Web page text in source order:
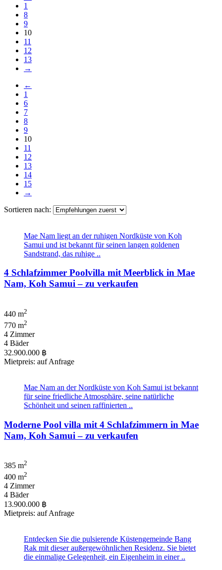
1
8
9
10
11
12
13
→
←
1
6
7
8
9
10
11
12
13
14
15
→
Sortieren nach:
Mae Nam liegt an der ruhigen Nordküste von Koh
Samui und ist bekannt für seinen langen goldenen
Sandstrand, das ruhige ..
4 Schlafzimmer Poolvilla mit Meerblick in Mae
Nam, Koh Samui – zu verkaufen
440 m2
770 m2
4 Zimmer
4 Bäder
32.900.000 ฿
Mietpreis: auf Anfrage
Mae Nam an der Nordküste von Koh Samui ist bekannt
für seine friedliche Atmosphäre, seine natürliche
Schönheit und seinen raffinierten ..
Moderne Pool villa mit 4 Schlafzimmern in Mae
Nam, Koh Samui – zu verkaufen
385 m2
400 m2
4 Zimmer
4 Bäder
13.900.000 ฿
Mietpreis: auf Anfrage
Entdecken Sie die pulsierende Küstengemeinde Bang
Rak mit dieser außergewöhnlichen Residenz. Sie bietet
die einmalige Gelegenheit, ein Eigenheim in einer ..